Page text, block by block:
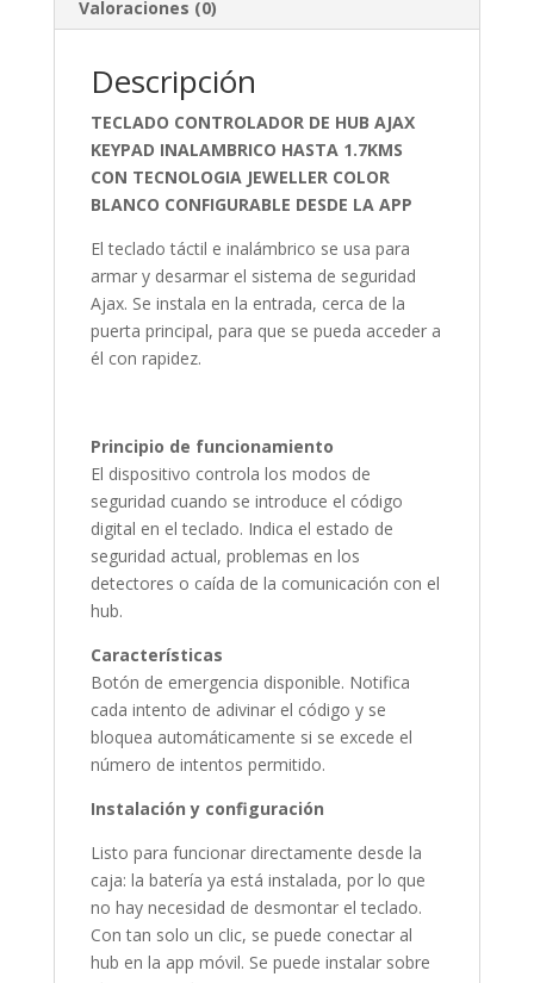
Valoraciones (0)
Descripción
TECLADO CONTROLADOR DE HUB AJAX
KEYPAD INALAMBRICO HASTA 1.7KMS
CON TECNOLOGIA JEWELLER COLOR
BLANCO CONFIGURABLE DESDE LA APP
El teclado táctil e inalámbrico se usa para
armar y desarmar el sistema de seguridad
Ajax. Se instala en la entrada, cerca de la
puerta principal, para que se pueda acceder a
él con rapidez.
Principio de funcionamiento
El dispositivo controla los modos de
seguridad cuando se introduce el código
digital en el teclado. Indica el estado de
seguridad actual, problemas en los
detectores o caída de la comunicación con el
hub.
Características
Botón de emergencia disponible. Notifica
cada intento de adivinar el código y se
bloquea automáticamente si se excede el
número de intentos permitido.
Instalación y configuración
Listo para funcionar directamente desde la
caja: la batería ya está instalada, por lo que
no hay necesidad de desmontar el teclado.
Con tan solo un clic, se puede conectar al
hub en la app móvil. Se puede instalar sobre